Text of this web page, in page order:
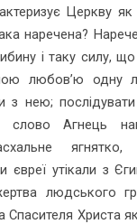
Церкву
наречена?
і таку силу,
любов’ю одну
з нею;
Агнець
євреї утікали з
людського
Спасителя Христа